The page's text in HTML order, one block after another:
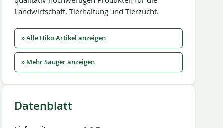
Landwirtschaft, Tierhaltung und Tierzucht.
» Alle Hiko Artikel anzeigen
» Mehr Sauger anzeigen
Datenblatt